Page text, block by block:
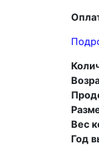
Вес
Год